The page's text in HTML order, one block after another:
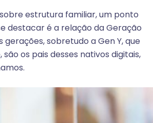
estrutura familiar, um ponto
destacar é a relação da Geração
sobretudo a Gen Y, que
os pais desses nativos digitais,